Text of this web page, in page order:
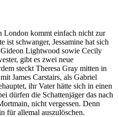
London kommt einfach nicht zur
ist schwanger, Jessamine hat sich
Lightwood sowie Cecily
gibt es zwei neue
steckt Theresa Gray mitten in
James Carstairs, als Gabriel
ihr Vater hätte sich in einen
dürfen die Schattenjäger das nach
nicht vergessen. Denn
für allemal auszulöschen.